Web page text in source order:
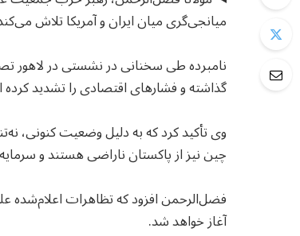
میانجی‌گری میان ایران و آمریکا تلاش
نامبرده طی سخنانی در نشستی در لاهور
گذاشته و فشارهای اقتصادی را تشدید
وی تأکید کرد که به دلیل وضعیت کنونی،
چین نیز از پاکستان ناراضی هستند و
فضل‌الرحمن افزود که تظاهرات اعلام‌شده
آغاز خواهد شد.